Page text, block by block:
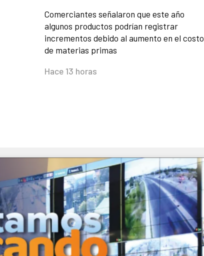
Comerciantes señalaron que este año
algunos productos podrían registrar
incrementos debido al aumento en el costo
de materias primas
Hace 13 horas